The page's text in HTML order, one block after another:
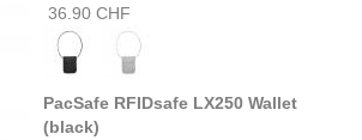
36.90 CHF
PacSafe RFIDsafe LX250 Wallet
(black)